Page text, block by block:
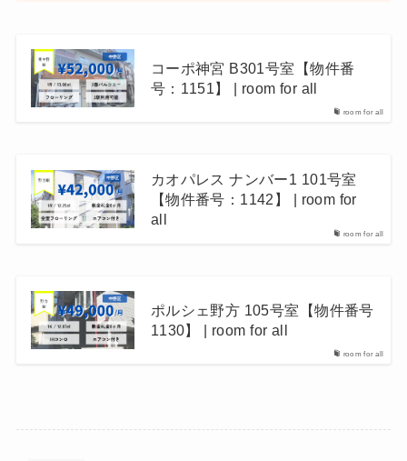
room for all
コーポ神宮 B301号室【物件番
号：1151】 | room for all
room for all
カオパレス ナンバー1 101号室
【物件番号：1142】 | room for
all
room for all
ポルシェ野方 105号室【物件番号
1130】 | room for all